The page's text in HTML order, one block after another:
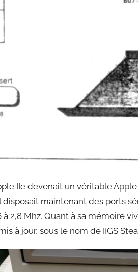
IIe devenait un véritable
maintenant des ports
à 2,8 Mhz. Quant à sa mémoire
à jour, sous le nom de IIGS